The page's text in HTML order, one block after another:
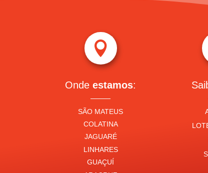

Ondeestamos:
SÃO MATEUS
COLATINA
JAGUARÉ
LINHARES
GUAÇUÍ